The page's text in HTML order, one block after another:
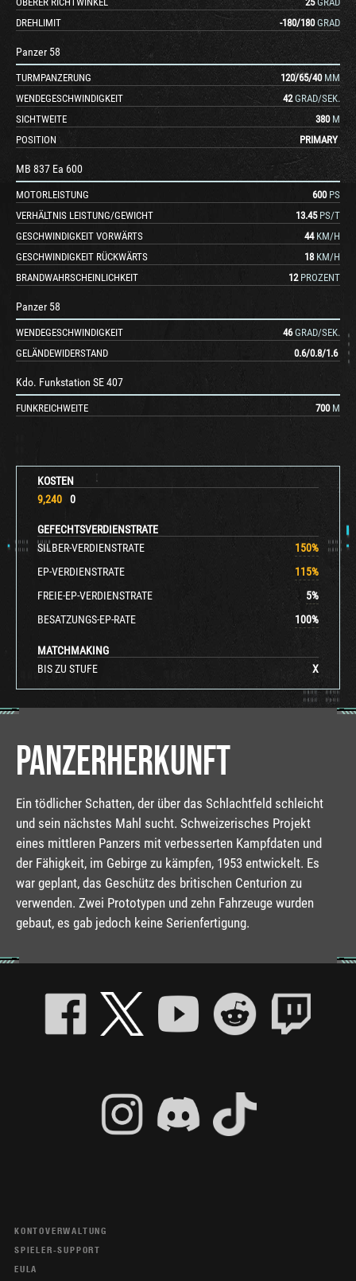
KOSTEN
9,240
0
GEFECHTSVERDIENSTRATE
SILBER-VERDIENSTRATE
150%
EP-VERDIENSTRATE
115%
FREIE-EP-VERDIENSTRATE
5%
BESATZUNGS-EP-RATE
100%
MATCHMAKING
BIS ZU STUFE
X
DREHLIMIT
-180/180 GRAD
Panzer 58
TURMPANZERUNG 120/65/40 MM
WENDEGESCHWINDIGKEIT
42 GRAD/SEK.
SICHTWEITE
380 M
POSITION
PRIMARY
MB 837 Ea 600
MOTORLEISTUNG 600 PS
VERHÄLTNIS LEISTUNG/GEWICHT
13.45 PS/T
GESCHWINDIGKEIT VORWÄRTS
44 KM/H
GESCHWINDIGKEIT RÜCKWÄRTS
18 KM/H
BRANDWAHRSCHEINLICHKEIT
12 PROZENT
Panzer 58
WENDEGESCHWINDIGKEIT 46 GRAD/SEK.
GELÄNDEWIDERSTAND
0.6/0.8/1.6
Kdo. Funkstation SE 407
FUNKREICHWEITE 700 M
PANZERHERKUNFT
Ein tödlicher Schatten, der über das Schlachtfeld schleicht
und sein nächstes Mahl sucht. Schweizerisches Projekt
eines mittleren Panzers mit verbesserten Kampfdaten und
der Fähigkeit, im Gebirge zu kämpfen, 1953 entwickelt. Es
war geplant, das Geschütz des britischen Centurion zu
verwenden. Zwei Prototypen und zehn Fahrzeuge wurden
gebaut, es gab jedoch keine Serienfertigung.
KONTOVERWALTUNG
SPIELER-SUPPORT
EULA